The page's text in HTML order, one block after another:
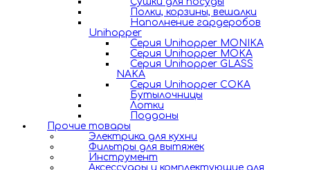
Полки, корзины, вешалки
Наполнение гардеробов
Unihopper
Серия Unihopper MONIKA
Серия Unihopper MOKA
Серия Unihopper GLASS
NAKA
Серия Unihopper COKA
Бутылочницы
Лотки
Поддоны
Прочие товары
Электрика для кухни
Фильтры для вытяжек
Инструмент
Аксессуары и комплектующие для